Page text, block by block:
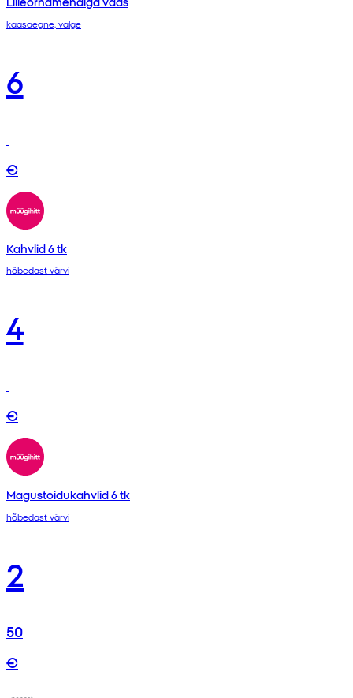
kaasaegne, valge
6
€
Kahvlid 6 tk
hõbedast värvi
4
€
Magustoidukahvlid 6 tk
hõbedast värvi
2
50
€